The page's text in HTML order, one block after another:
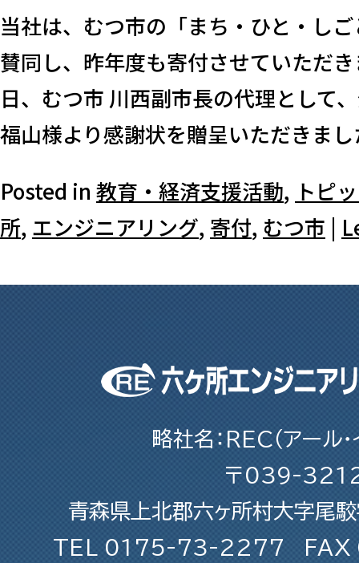
当社は、むつ市の「まち・ひと・し
賛同し、昨年度も寄付させていただ
日、むつ市 川西副市長の代理として
福山様より感謝状を贈呈いただきま
Posted in 教育・経済支援活動, トピ
所, エンジニアリング, 寄付, むつ市 |
略社名：REC（アール・
〒039-
青森県上北郡六ヶ所村大字
TEL 0175-73-2277 FAX